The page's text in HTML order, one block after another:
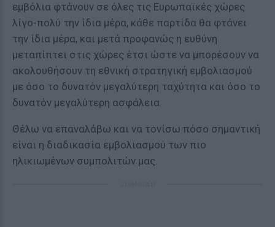
εμβόλια φτάνουν σε όλες τις Ευρωπαϊκές χώρες
λίγο-πολύ την ίδια μέρα, κάθε παρτίδα θα φτάνει
την ίδια μέρα, και μετά προφανώς η ευθύνη
μεταπίπτει στις χώρες έτσι ώστε να μπορέσουν να
ακολουθήσουν τη εθνική στρατηγική εμβολιασμού
με όσο το δυνατόν μεγαλύτερη ταχύτητα και όσο το
δυνατόν μεγαλύτερη ασφάλεια.
Θέλω να επαναλάβω και να τονίσω πόσο σημαντική
είναι η διαδικασία εμβολιασμού των πιο
ηλικιωμένων συμπολιτών μας.